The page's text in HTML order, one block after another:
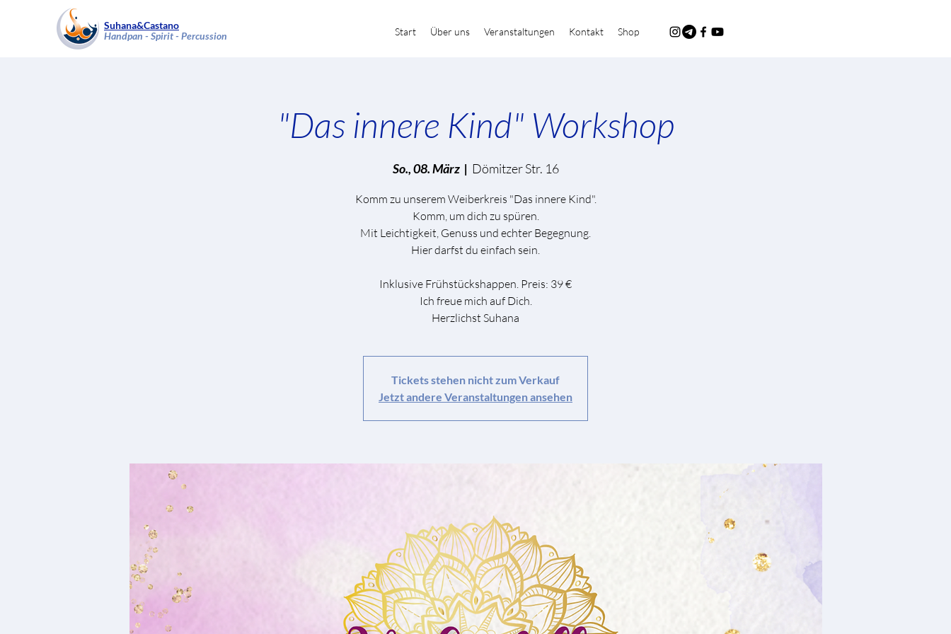
Handpan - Spirit - Percussion
Suhana&Castano
Start Über uns Veranstaltungen Kontakt Shop
"Das innere Kind" Workshop
So., 08. März
  |
Dömitzer Str. 16
Komm zu unserem Weiberkreis "Das innere Kind".
Komm, um dich zu spüren.
Mit Leichtigkeit, Genuss und echter Begegnung.
Hier darfst du einfach sein.
Inklusive Frühstückshappen. Preis: 39 €
Ich freue mich auf Dich.
Herzlichst Suhana
Tickets stehen nicht zum Verkauf
Jetzt andere Veranstaltungen ansehen